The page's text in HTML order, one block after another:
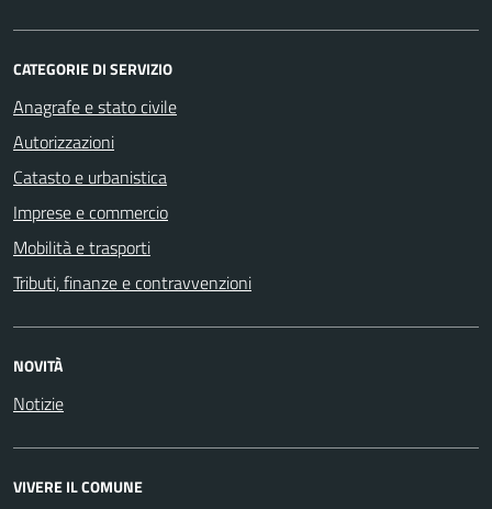
CATEGORIE DI SERVIZIO
Anagrafe e stato civile
Autorizzazioni
Catasto e urbanistica
Imprese e commercio
Mobilità e trasporti
Tributi, finanze e contravvenzioni
NOVITÀ
Notizie
VIVERE IL COMUNE